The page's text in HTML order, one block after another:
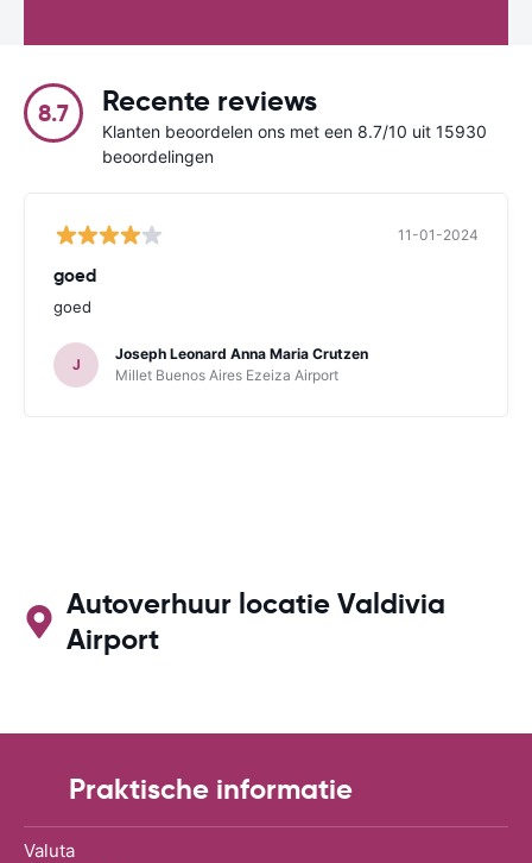
8.7 Recente reviews
Klanten beoordelen ons met een 8.7/10 uit 15930
beoordelingen
11-01-2024
goed
goed
J
Joseph Leonard Anna Maria Crutzen
Millet Buenos Aires Ezeiza Airport
Autoverhuur locatie Valdivia
Airport
Praktische informatie
Valuta